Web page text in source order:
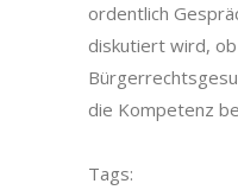
ordentlich
diskutiert wird,
die Kompetenz
Tags: